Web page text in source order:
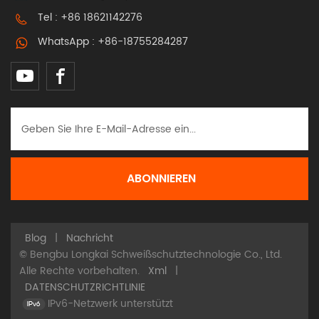
des PAPR-Systems kann an unterschiedliche
Schweißverfahren und Arbeitsumgebungen
angepasst werden. Luftdurchfluss der Stufe 1: 170
l/min, Stufe 2: 210 l/min. Intelligenter,
gleichmäßiger Luftstrom, Die
Turbogeschwindigkeit erhöht sich automatisch,
wenn der Widerstand des Filters zunimmt.
Tel : +86 18621142276
WhatsApp : +86-18755284287
Blog |
Nachricht
© Bengbu Longkai Schweißschutztechnologie Co., Ltd.
Alle Rechte vorbehalten.
Xml |
DATENSCHUTZRICHTLINIE
IPv6-Netzwerk unterstützt